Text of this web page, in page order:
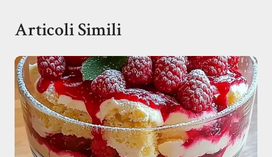
Articoli Simili